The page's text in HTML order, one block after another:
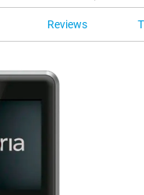
Reviews